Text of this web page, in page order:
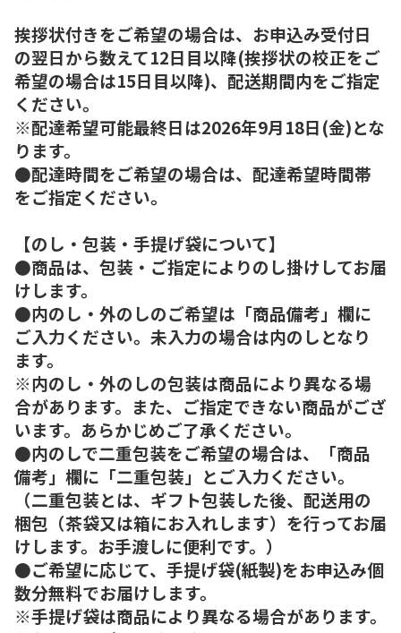
挨拶状付きをご希望の場合は、お申込み受付日
の翌日から数えて12日目以降(挨拶状の校正をご
希望の場合は15日目以降)、配送期間内をご指定
ください。
※配達希望可能最終日は2026年9月18日(金)とな
ります。
●配達時間をご希望の場合は、配達希望時間帯
をご指定ください。
【のし・包装・手提げ袋について】
●商品は、包装・ご指定によりのし掛けしてお届
けします。
●内のし・外のしのご希望は「商品備考」欄に
ご入力ください。未入力の場合は内のしとなり
ます。
※内のし・外のしの包装は商品により異なる場
合があります。また、ご指定できない商品がござ
います。あらかじめご了承ください。
●内のしで二重包装をご希望の場合は、「商品
備考」欄に「二重包装」とご入力ください。
（二重包装とは、ギフト包装した後、配送用の
梱包（茶袋又は箱にお入れします）を行ってお届
けします。お手渡しに便利です。）
●ご希望に応じて、手提げ袋(紙製)をお申込み個
数分無料でお届けします。
※手提げ袋は商品により異なる場合があります。